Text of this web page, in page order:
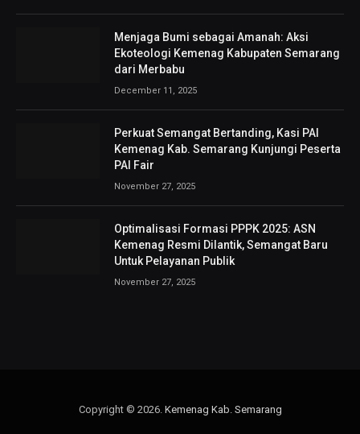
Menjaga Bumi sebagai Amanah: Aksi
Ekoteologi Kemenag Kabupaten Semarang
dari Merbabu
December 11, 2025
Perkuat Semangat Bertanding, Kasi PAI
Kemenag Kab. Semarang Kunjungi Peserta
PAI Fair
November 27, 2025
Optimalisasi Formasi PPPK 2025: ASN
Kemenag Resmi Dilantik, Semangat Baru
Untuk Pelayanan Publik
November 27, 2025
Copyright © 2026. Kemenag Kab. Semarang